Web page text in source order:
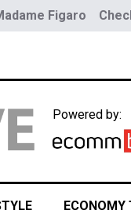
Figaro
Powered by:
ECONOMY